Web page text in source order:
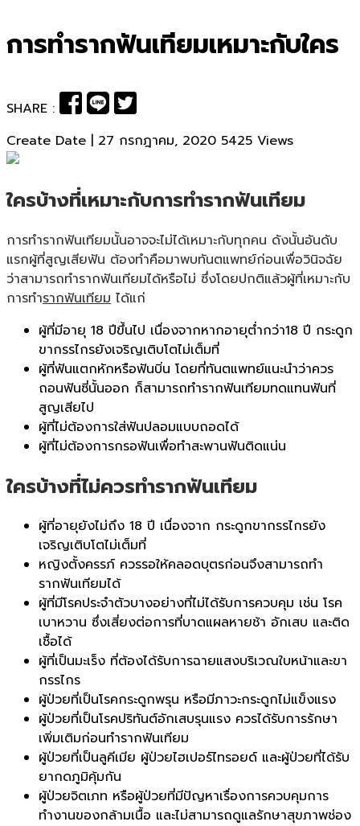
การทำรากฟันเทียมเหมาะกับใคร
SHARE :
Create Date | 27 กรกฎาคม, 2020 5425 Views
ใครบ้างที่เหมาะกับการทำรากฟันเทียม
การทำรากฟันเทียมนั้นอาจจะไม่ได้เหมาะกับทุกคน ดังนั้นอันดับ
แรกผู้ที่สูญเสียฟัน ต้องทำคือมาพบทันตแพทย์ก่อนเพื่อวินิจฉัย
ว่าสามารถทำรากฟันเทียมได้หรือไม่ ซึ่งโดยปกติแล้วผู้ที่เหมาะกับ
การทำรากฟันเทียม ได้แก่
ผู้ที่มีอายุ 18 ปีขึ้นไป เนื่องจากหากอายุต่ำกว่า18 ปี กระดูก
ขากรรไกรยังเจริญเติบโตไม่เต็มที่
ผู้ที่ฟันแตกหักหรือฟันบิ่น โดยที่ทันตแพทย์แนะนำว่าควร
ถอนฟันซี่นั้นออก ก็สามารถทำรากฟันเทียมทดแทนฟันที่
สูญเสียไป
ผู้ที่ไม่ต้องการใส่ฟันปลอมแบบถอดได้
ผู้ที่ไม่ต้องการกรอฟันเพื่อทำสะพานฟันติดแน่น
ใครบ้างที่ไม่ควรทำรากฟันเทียม
ผู้ที่อายุยังไม่ถึง 18 ปี เนื่องจาก กระดูกขากรรไกรยัง
เจริญเติบโตไม่เต็มที่
หญิงตั้งครรภ์ ควรรอให้คลอดบุตรก่อนจึงสามารถทำ
รากฟันเทียมได้
ผู้ที่มีโรคประจำตัวบางอย่างที่ไม่ได้รับการควบคุม เช่น โรค
เบาหวาน ซึ่งเสี่ยงต่อการที่บาดแผลหายช้า อักเสบ และติด
เชื้อได้
ผู้ที่เป็นมะเร็ง ที่ต้องได้รับการฉายแสงบริเวณใบหน้าและขา
กรรไกร
ผู้ป่วยที่เป็นโรคกระดูกพรุน หรือมีภาวะกระดูกไม่แข็งแรง
ผู้ป่วยที่เป็นโรคปริทันต์อักเสบรุนแรง ควรได้รับการรักษา
เพิ่มเติมก่อนทำรากฟันเทียม
ผู้ป่วยที่เป็นลูคีเมีย ผู้ป่วยไฮเปอร์ไทรอยด์ และผู้ป่วยที่ได้รับ
ยากดภูมิคุ้มกัน
ผู้ป่วยจิตเภท หรือผู้ป่วยที่มีปัญหาเรื่องการควบคุมการ
ทำงานของกล้ามเนื้อ และไม่สามารถดูแลรักษาสุขภาพช่อง